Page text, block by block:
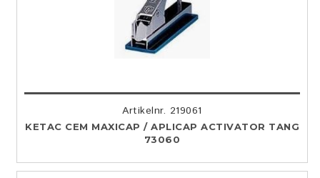
Artikelnr. 219061
KETAC CEM MAXICAP / APLICAP ACTIVATOR TANG
73060